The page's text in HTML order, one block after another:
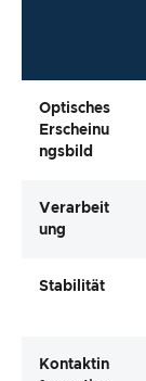
Optisches
Erscheinu
Ngsbild
Verarbeit
Ung
Stabilität
Kontaktin